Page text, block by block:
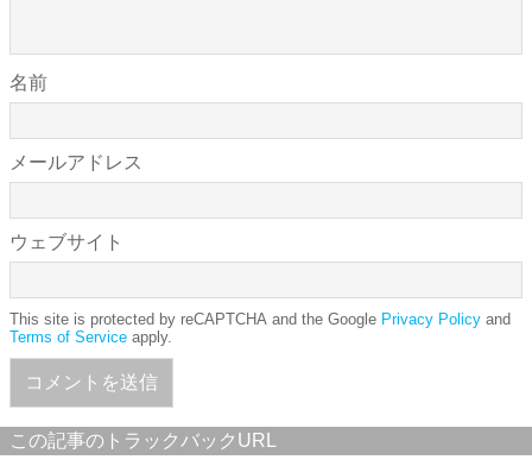
名前
メールアドレス
ウェブサイト
This site is protected by reCAPTCHA and the Google Privacy Policy and
Terms of Service apply.
この記事のトラックバックURL